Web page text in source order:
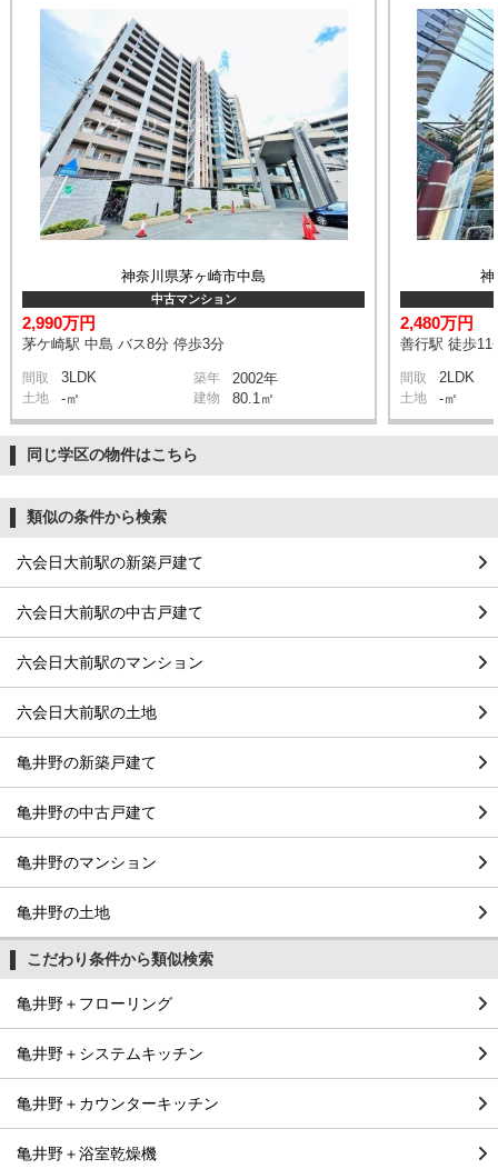
神奈川県茅ヶ崎市中島
中古マンション
2,990万円
茅ケ崎駅 中島 バス8分 停歩3分
間取 3LDK 築年 2002年
土地 -㎡ 建物 80.1㎡
神
2,480万円
善行駅 徒歩11
間取 2LDK
土地 -㎡
同じ学区の物件はこちら
類似の条件から検索
六会日大前駅の新築戸建て
六会日大前駅の中古戸建て
六会日大前駅のマンション
六会日大前駅の土地
亀井野の新築戸建て
亀井野の中古戸建て
亀井野のマンション
亀井野の土地
こだわり条件から類似検索
亀井野＋フローリング
亀井野＋システムキッチン
亀井野＋カウンターキッチン
亀井野＋浴室乾燥機